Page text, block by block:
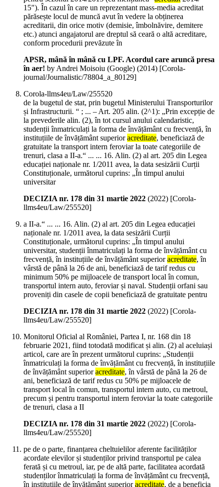
15"). În cazul în care un reprezentant mass-media acreditat
părăsește locul de muncă avut în vedere la obținerea
acreditarii, din orice motiv (demisie, îmbolnăvire, demitere
etc.) atunci angajatorul are dreptul să ceară o altă acreditare,
conform procedurii prevăzute în
APSR, mână în mână cu LPF. Acordul care aruncă presa
în aer! by Andrei Moisoiu (Google) (2014) [Corola-
journal/Journalistic/78804_a_80129]
Corola-llms4eu/Law/255520
de la bugetul de stat, prin bugetul Ministerului Transporturilor
și Infrastructurii. “ ; ... – Art. 205 alin. (2^1): „Prin excepție de
la prevederile alin. (2), în tot cursul anului calendaristic,
studenții înmatriculați la forma de învățământ cu frecvență, în
instituțiile de învățământ superioracreditate, beneficiază de
gratuitate la transport intern feroviar la toate categoriile de
trenuri, clasa a II-a.“ ... ... 16. Alin. (2) al art. 205 din Legea
educației naționale nr. 1/2011 avea, la data sesizării Curții
Constituționale, următorul cuprins: „În timpul anului
universitar
DECIZIA nr. 178 din 31 martie 2022 (2022) [Corola-
llms4eu/Law/255520]
a II-a.“ ... ... 16. Alin. (2) al art. 205 din Legea educației
naționale nr. 1/2011 avea, la data sesizării Curții
Constituționale, următorul cuprins: „În timpul anului
universitar, studenții înmatriculați la forma de învățământ cu
frecvență, în instituțiile de învățământ superioracreditate, în
vârstă de până la 26 de ani, beneficiază de tarif redus cu
minimum 50% pe mijloacele de transport local în comun,
transportul intern auto, feroviar și naval. Studenții orfani sau
proveniți din casele de copii beneficiază de gratuitate pentru
DECIZIA nr. 178 din 31 martie 2022 (2022) [Corola-
llms4eu/Law/255520]
Monitorul Oficial al României, Partea I, nr. 168 din 18
februarie 2021, fiind totodată modificat și alin. (2) al aceluiași
articol, care are în prezent următorul cuprins: „Studenții
înmatriculați la forma de învățământ cu frecvență, în instituțiile
de învățământ superioracreditate, în vârstă de până la 26 de
ani, beneficiază de tarif redus cu 50% pe mijloacele de
transport local în comun, transportul intern auto, cu metroul,
precum și pentru transportul intern feroviar la toate categoriile
de trenuri, clasa a II
DECIZIA nr. 178 din 31 martie 2022 (2022) [Corola-
llms4eu/Law/255520]
pe de o parte, finanțarea cheltuielilor aferente facilităților
acordate elevilor și studenților privind transportul pe calea
ferată și cu metroul, iar, pe de altă parte, facilitatea acordată
studenților înmatriculați la forma de învățământ cu frecvență,
în instituțiile de învățământ superioracreditate, de a beneficia